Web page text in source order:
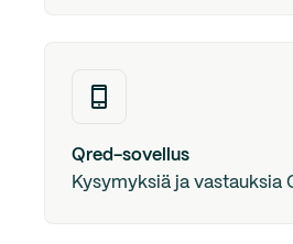
Qred-sovellus
Kysymyksiä ja vastauksia